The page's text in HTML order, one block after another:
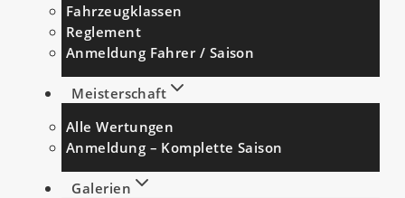
Fahrzeugklassen
Reglement
Anmeldung Fahrer / Saison
Meisterschaft
Alle Wertungen
Anmeldung – Komplette Saison
Galerien